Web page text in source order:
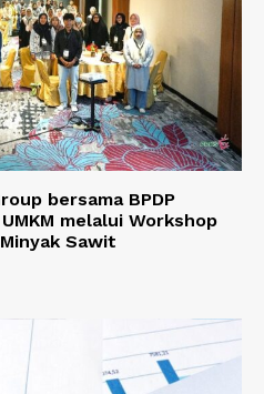
bersama BPDP
melalui Workshop
Sawit